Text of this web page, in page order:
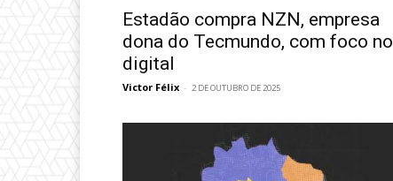
Estadão compra NZN, empresa
dona do Tecmundo, com foco no
digital
Victor Félix - 2 DE OUTUBRO DE 2025